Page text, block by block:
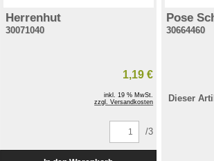
Herrenhut
30071040
1,19 €
inkl. 19 % MwSt.
zzgl. Versandkosten
/3
Pose
30664460
Dieser